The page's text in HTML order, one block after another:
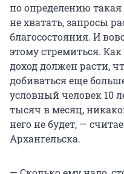
по определению такая
не хватать, запросы
благосостояния. И
этому стремиться.
доход должен расти,
добиваться еще
условный человек 10
тысяч в месяц,
него не будет, —
Архангельска.